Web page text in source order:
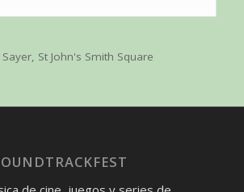
, St John's Smith Square